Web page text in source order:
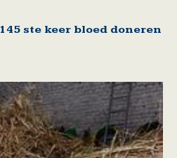
ste keer bloed doneren